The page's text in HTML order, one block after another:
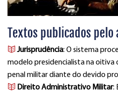
Textos publicados
Jurisprudência: O sistema
modelo presidencialista na oitiva
penal militar diante do devido
Direito Administrativo Militar: